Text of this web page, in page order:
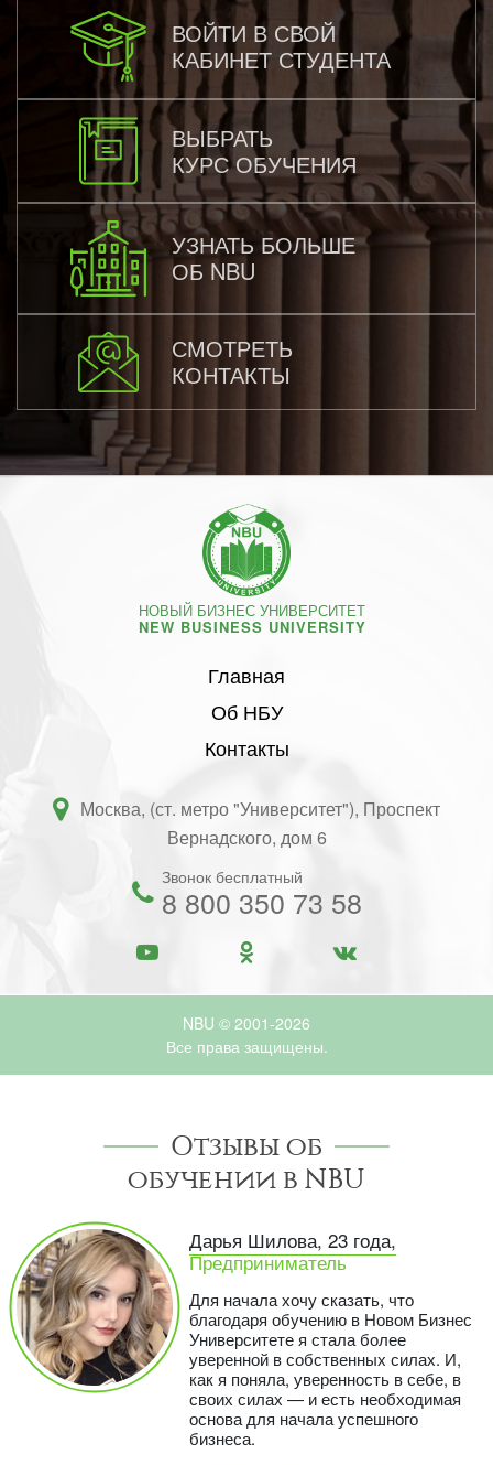
ВОЙТИ В СВОЙ
КАБИНЕТ СТУДЕНТА
ВЫБРАТЬ
КУРС ОБУЧЕНИЯ
УЗНАТЬ БОЛЬШЕ
ОБ NBU
СМОТРЕТЬ
КОНТАКТЫ
НОВЫЙ БИЗНЕС УНИВЕРСИТЕТ
NEW BUSINESS UNIVERSITY
Главная
Об НБУ
Контакты
Москва, (ст. метро "Университет"), Проспект
Вернадского, дом 6
Звонок бесплатный
8 800 350 73 58
NBU © 2001-2026
Все права защищены.
Отзывы об
обучении в NBU
Дарья Шилова, 23 года,
Предприниматель
Для начала хочу сказать, что
благодаря обучению в Новом Бизнес
Университете я стала более
уверенной в собственных силах. И,
как я поняла, уверенность в себе, в
своих силах — и есть необходимая
основа для начала успешного
бизнеса.